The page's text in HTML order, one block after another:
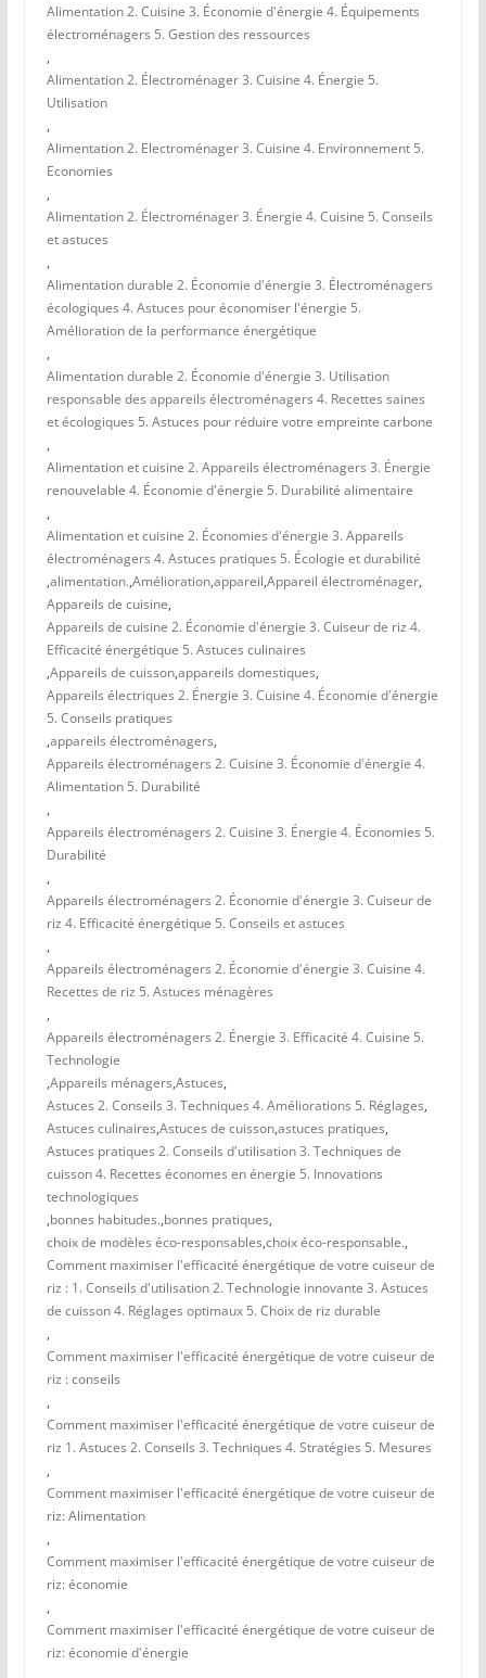
Alimentation 2. Cuisine 3. Économie d'énergie 4. Équipements
électroménagers 5. Gestion des ressources
,
Alimentation 2. Électroménager 3. Cuisine 4. Énergie 5.
Utilisation
,
Alimentation 2. Electroménager 3. Cuisine 4. Environnement 5.
Economies
,
Alimentation 2. Électroménager 3. Énergie 4. Cuisine 5. Conseils
et astuces
,
Alimentation durable 2. Économie d'énergie 3. Électroménagers
écologiques 4. Astuces pour économiser l'énergie 5.
Amélioration de la performance énergétique
,
Alimentation durable 2. Économie d'énergie 3. Utilisation
responsable des appareils électroménagers 4. Recettes saines
et écologiques 5. Astuces pour réduire votre empreinte carbone
,
Alimentation et cuisine 2. Appareils électroménagers 3. Énergie
renouvelable 4. Économie d'énergie 5. Durabilité alimentaire
,
Alimentation et cuisine 2. Économies d'énergie 3. Appareils
électroménagers 4. Astuces pratiques 5. Écologie et durabilité
,alimentation.,Amélioration,appareil,Appareil électroménager,
Appareils de cuisine,
Appareils de cuisine 2. Économie d'énergie 3. Cuiseur de riz 4.
Efficacité énergétique 5. Astuces culinaires
,Appareils de cuisson,appareils domestiques,
Appareils électriques 2. Énergie 3. Cuisine 4. Économie d'énergie
5. Conseils pratiques
,appareils électroménagers,
Appareils électroménagers 2. Cuisine 3. Économie d'énergie 4.
Alimentation 5. Durabilité
,
Appareils électroménagers 2. Cuisine 3. Énergie 4. Économies 5.
Durabilité
,
Appareils électroménagers 2. Économie d'énergie 3. Cuiseur de
riz 4. Efficacité énergétique 5. Conseils et astuces
,
Appareils électroménagers 2. Économie d'énergie 3. Cuisine 4.
Recettes de riz 5. Astuces ménagères
,
Appareils électroménagers 2. Énergie 3. Efficacité 4. Cuisine 5.
Technologie
,Appareils ménagers,Astuces,
Astuces 2. Conseils 3. Techniques 4. Améliorations 5. Réglages,
Astuces culinaires,Astuces de cuisson,astuces pratiques,
Astuces pratiques 2. Conseils d'utilisation 3. Techniques de
cuisson 4. Recettes économes en énergie 5. Innovations
technologiques
,bonnes habitudes.,bonnes pratiques,
choix de modèles éco-responsables,choix éco-responsable.,
Comment maximiser l'efficacité énergétique de votre cuiseur de
riz : 1. Conseils d'utilisation 2. Technologie innovante 3. Astuces
de cuisson 4. Réglages optimaux 5. Choix de riz durable
,
Comment maximiser l'efficacité énergétique de votre cuiseur de
riz : conseils
,
Comment maximiser l'efficacité énergétique de votre cuiseur de
riz 1. Astuces 2. Conseils 3. Techniques 4. Stratégies 5. Mesures
,
Comment maximiser l'efficacité énergétique de votre cuiseur de
riz: Alimentation
,
Comment maximiser l'efficacité énergétique de votre cuiseur de
riz: économie
,
Comment maximiser l'efficacité énergétique de votre cuiseur de
riz: économie d'énergie